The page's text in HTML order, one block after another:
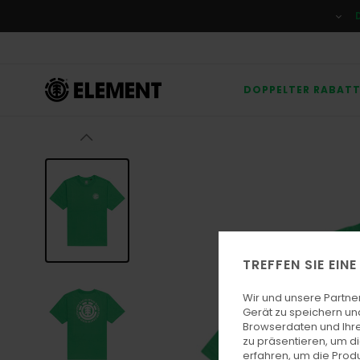
Produktinformation
DOPPELTER RABATT
TREFFEN SIE
Wir und unsere
Gerät zu speichern
Browserdaten und
zu präsentieren, um
erfahren, um die